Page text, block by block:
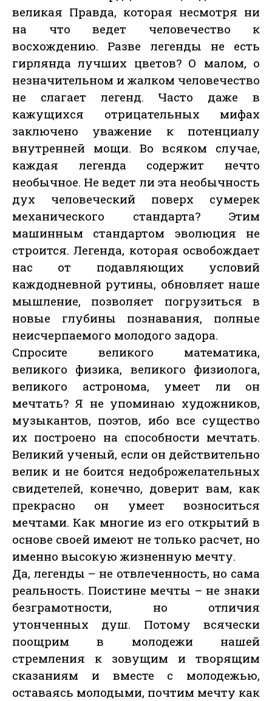
великая Правда, которая несмотря ни
на что ведет человечество к
восхождению. Разве легенды не есть
гирлянда лучших цветов? О малом, о
незначительном и жалком человечество
не слагает легенд. Часто даже в
кажущихся отрицательных мифах
заключено уважение к потенциалу
внутренней мощи. Во всяком случае,
каждая легенда содержит нечто
необычное. Не ведет ли эта необычность
дух человеческий поверх сумерек
механического стандарта? Этим
машинным стандартом эволюция не
строится. Легенда, которая освобождает
нас от подавляющих условий
каждодневной рутины, обновляет наше
мышление, позволяет погрузиться в
новые глубины познавания, полные
неисчерпаемого молодого задора.
Спросите великого математика,
великого физика, великого физиолога,
великого астронома, умеет ли он
мечтать? Я не упоминаю художников,
музыкантов, поэтов, ибо все существо
их построено на способности мечтать.
Великий ученый, если он действительно
велик и не боится недоброжелательных
свидетелей, конечно, доверит вам, как
прекрасно он умеет возноситься
мечтами. Как многие из его открытий в
основе своей имеют не только расчет, но
именно высокую жизненную мечту.
Да, легенды – не отвлеченность, но сама
реальность. Поистине мечты – не знаки
безграмотности, но отличия
утонченных душ. Потому всячески
поощрим в молодежи нашей
стремления к зовущим и творящим
сказаниям и вместе с молодежью,
оставаясь молодыми, почтим мечту как